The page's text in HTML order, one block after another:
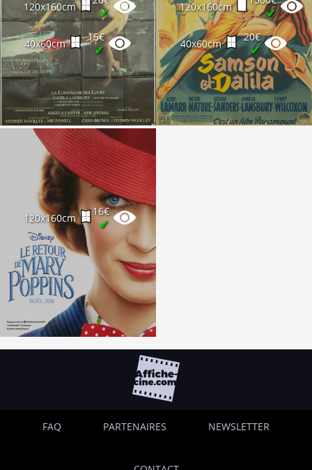
120x160cm ✔
40x60cm
15€
✔
120x160cm ✔
40x60cm
20€
✔
120x160cm
16€
✔
FAQ PARTENAIRES NEWSLETTER